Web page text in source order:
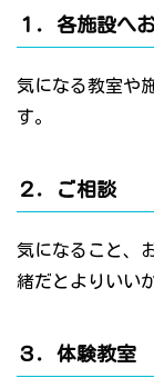
１．各施設へ
気になる教室や
す。
２．ご相談
気になること、
緒だとよりいい
３．体験教室